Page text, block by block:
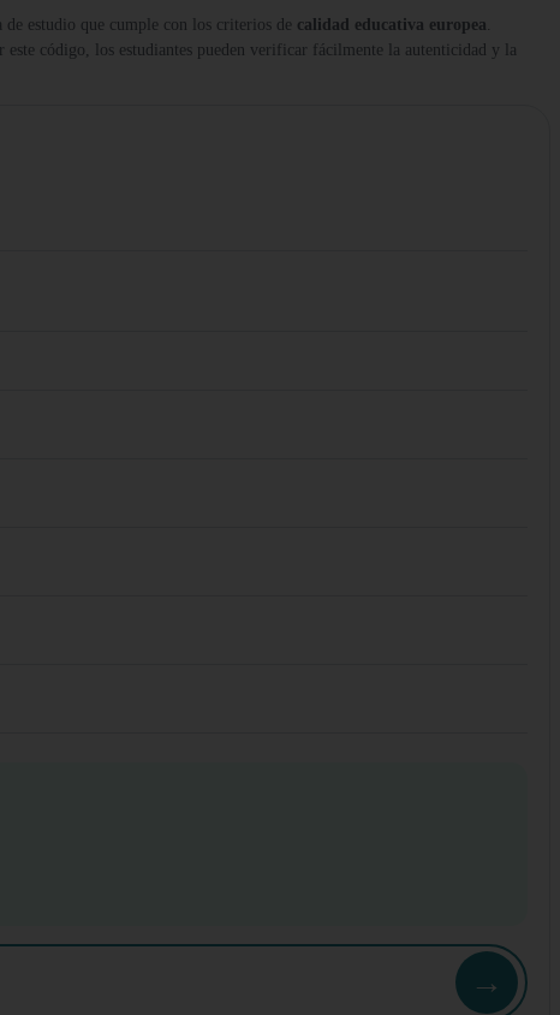
estudio que cumple con los criterios de calidad educativa europea.
código, los estudiantes pueden verificar fácilmente la autenticidad y la
→